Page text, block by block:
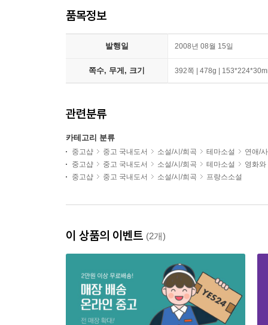
품목정보
발행일 2008년 08월 15일
쪽수, 무게, 크기 392쪽 | 478g |
관련분류
카테고리 분류
중고샵 중고 국내도서 소설/시/희곡 테마소설
연애/
중고샵
중고 국내도서 소설/시/희곡 테마소설
영화
중고샵
중고 국내도서 소설/시/희곡 프랑스소설
이 상품의 이벤트 (2개)